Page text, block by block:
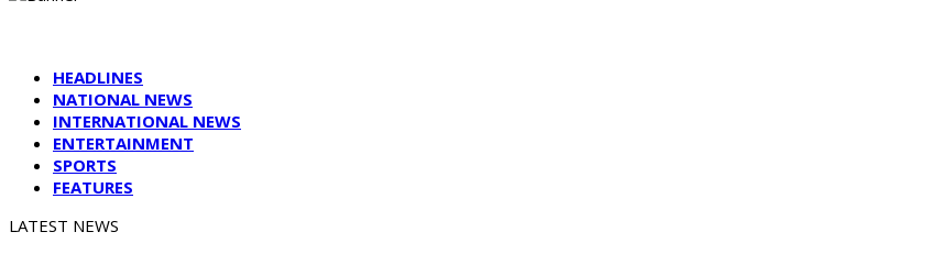
HEADLINES
NATIONAL NEWS
INTERNATIONAL NEWS
ENTERTAINMENT
SPORTS
FEATURES
LATEST NEWS